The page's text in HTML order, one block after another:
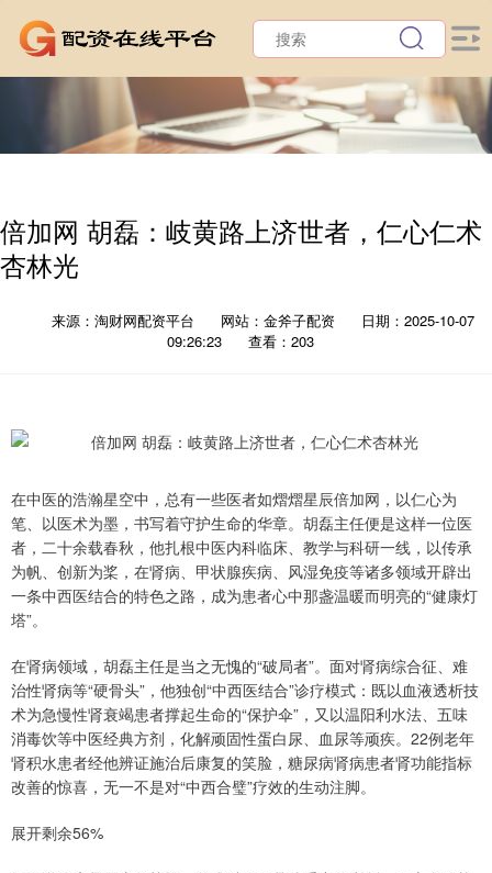
倍加网 胡磊：岐黄路上济世者，仁心仁术
杏林光
来源：淘财网配资平台 网站：金斧子配资
日期：2025-10-07
09:26:23
查看：203
在中医的浩瀚星空中，总有一些医者如熠熠星辰倍加网，以仁心为
笔、以医术为墨，书写着守护生命的华章。胡磊主任便是这样一位医
者，二十余载春秋，他扎根中医内科临床、教学与科研一线，以传承
为帆、创新为桨，在肾病、甲状腺疾病、风湿免疫等诸多领域开辟出
一条中西医结合的特色之路，成为患者心中那盏温暖而明亮的“健康灯
塔”。
在肾病领域，胡磊主任是当之无愧的“破局者”。面对肾病综合征、难
治性肾病等“硬骨头”，他独创“中西医结合”诊疗模式：既以血液透析技
术为急慢性肾衰竭患者撑起生命的“保护伞”，又以温阳利水法、五味
消毒饮等中医经典方剂，化解顽固性蛋白尿、血尿等顽疾。22例老年
肾积水患者经他辨证施治后康复的笑脸，糖尿病肾病患者肾功能指标
改善的惊喜，无一不是对“中西合璧”疗效的生动注脚。
展开剩余56%